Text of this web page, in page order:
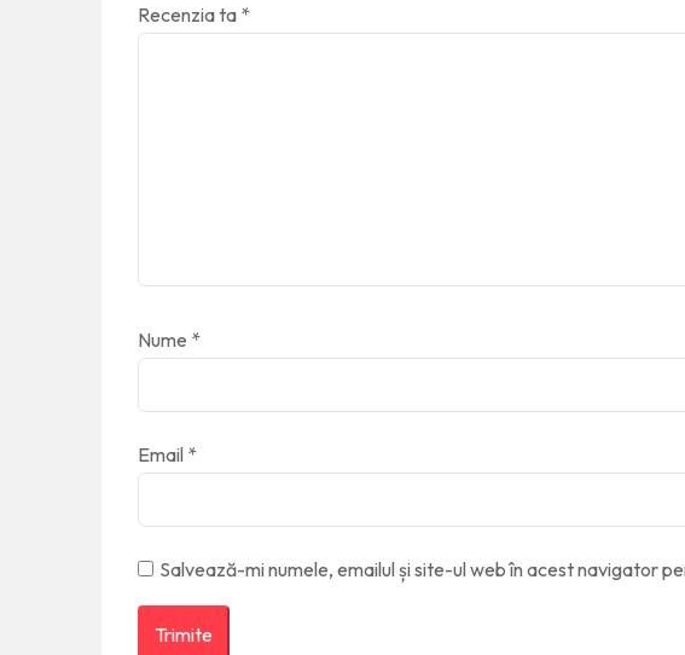
Recenzia ta *
Nume *
Email *
Salvează-mi numele, emailul și site-ul web în acest navigator